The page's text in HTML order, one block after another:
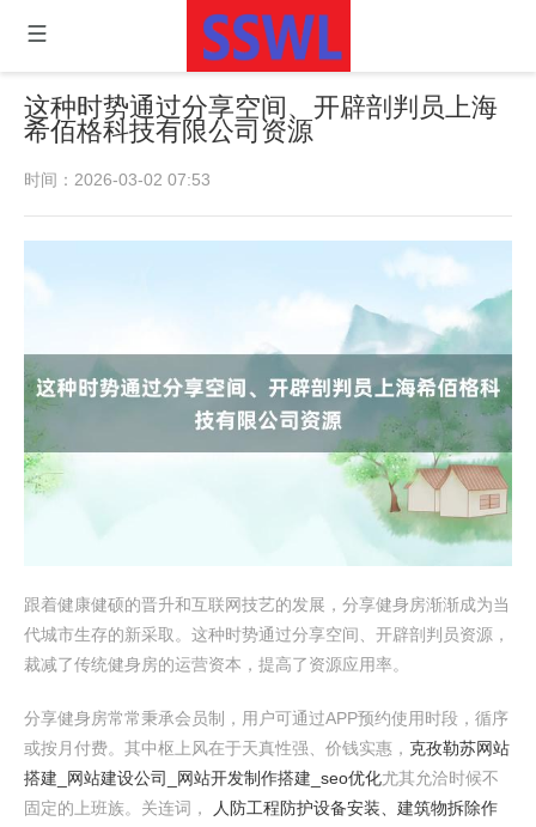
这种时势通过分享空间、开辟剖判员上海
希佰格科技有限公司资源
时间：2026-03-02 07:53
跟着健康健硕的晋升和互联网技艺的发展，分享健身房渐渐成为当
代城市生存的新采取。这种时势通过分享空间、开辟剖判员资源，
裁减了传统健身房的运营资本，提高了资源应用率。
分享健身房常常秉承会员制，用户可通过APP预约使用时段，循序
或按月付费。其中枢上风在于天真性强、价钱实惠， 克孜勒苏网站
搭建_网站建设公司_网站开发制作搭建_seo优化尤其允洽时候不
固定的上班族。关连词，
人防工程防护设备安装、建筑物拆除作